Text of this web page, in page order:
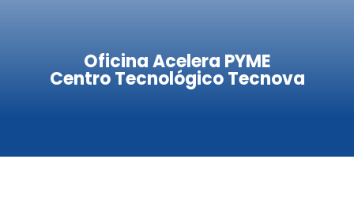
Oficina Acelera PYME
Centro Tecnológico Tecnova